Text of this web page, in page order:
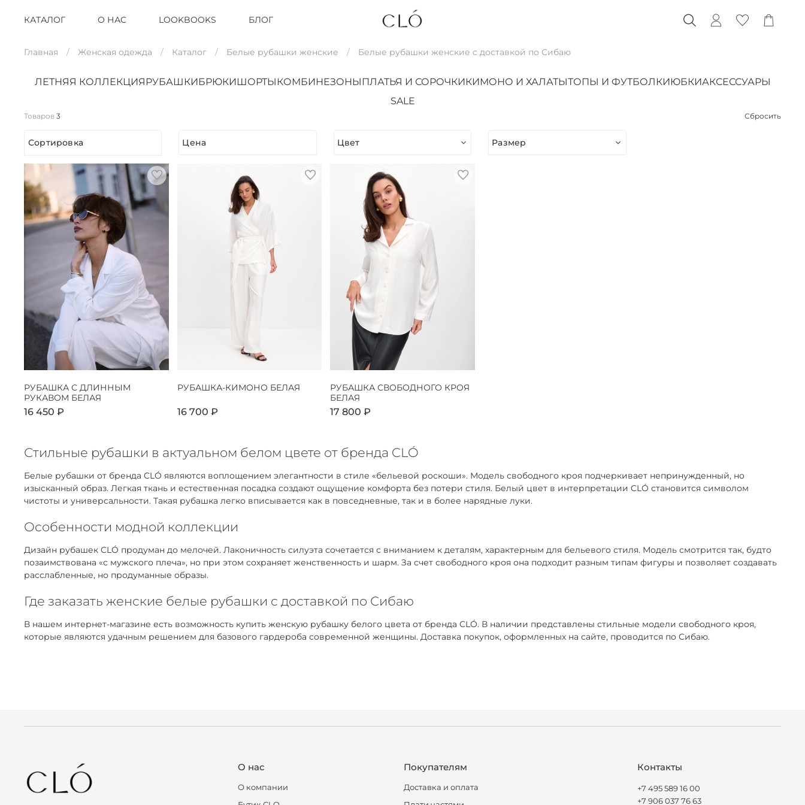
КАТАЛОГ О НАС LOOKBOOKS БЛОГ
Главная Женская одежда Каталог Белые рубашки женские Белые рубашки женские с доставкой по Сибаю
ЛЕТНЯЯ КОЛЛЕКЦИЯ РУБАШКИБРЮКИШОРТЫ КОМБИНЕЗОНЫ ПЛАТЬЯ И СОРОЧКИКИМОНО И ХАЛАТЫТОПЫ И ФУТБОЛКИЮБКИАКСЕССУАРЫ
SALE
Товаров 3 Сбросить
Сортировка Цена Цвет Размер
РУБАШКА С ДЛИННЫМ
РУКАВОМ БЕЛАЯ
16 450 ₽
РУБАШКА-КИМОНО БЕЛАЯ
16 700 ₽
РУБАШКА СВОБОДНОГО КРОЯ
БЕЛАЯ
17 800 ₽
Стильные рубашки в актуальном белом цвете от бренда CLÓ
Белые рубашки от бренда CLÓ являются воплощением элегантности в стиле «бельевой роскоши». Модель свободного кроя подчеркивает непринужденный, но
изысканный образ. Легкая ткань и естественная посадка создают ощущение комфорта без потери стиля. Белый цвет в интерпретации CLÓ становится символом
чистоты и универсальности. Такая рубашка легко вписывается как в повседневные, так и в более нарядные луки.
Особенности модной коллекции
Дизайн рубашек CLÓ продуман до мелочей. Лаконичность силуэта сочетается с вниманием к деталям, характерным для бельевого стиля. Модель смотрится так, будто
позаимствована «с мужского плеча», но при этом сохраняет женственность и шарм. За счет свободного кроя она подходит разным типам фигуры и позволяет создавать
расслабленные, но продуманные образы.
Где заказать женские белые рубашки с доставкой по Сибаю
В нашем интернет-магазине есть возможность купить женскую рубашку белого цвета от бренда CLÓ. В наличии представлены стильные модели свободного кроя,
которые являются удачным решением для базового гардероба современной женщины. Доставка покупок, оформленных на сайте, проводится по Сибаю.
О нас
О компании
Покупателям
Доставка и оплата
Контакты
+7 495 589 16 00
+7 906 037 76 63